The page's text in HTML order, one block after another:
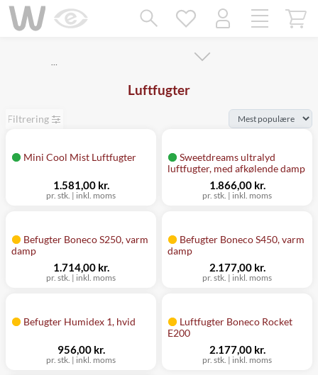
…
Luftfugter
Filtrering
Mini Cool Mist Luftfugter
pr. stk. | inkl. moms
1.581,00 kr.
Sweetdreams ultralyd
luftfugter, med afkølende damp
pr. stk. | inkl. moms
1.866,00 kr.
Befugter Boneco S250, varm
damp
pr. stk. | inkl. moms
1.714,00 kr.
Befugter Boneco S450, varm
damp
pr. stk. | inkl. moms
2.177,00 kr.
Befugter Humidex 1, hvid
pr. stk. | inkl. moms
956,00 kr.
Luftfugter Boneco Rocket
E200
pr. stk. | inkl. moms
2.177,00 kr.
Mangler chatten?
Ret samtykke!